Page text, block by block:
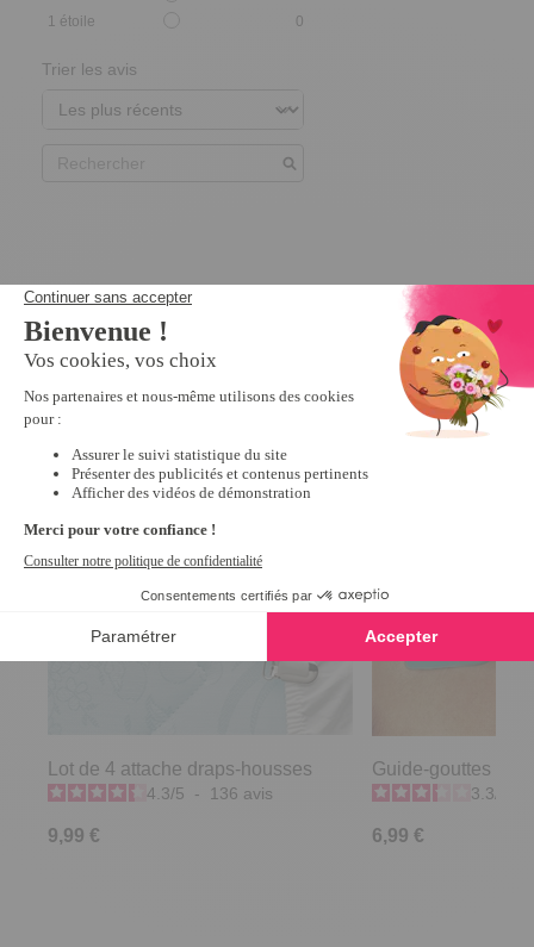
1 étoile 0
Trier les avis
Nous vous recommandons
Lot de 4 attache draps-housses
4.3/5 - 136 avis
9,99 €
Guide-gouttes
3.3/
6,99 €